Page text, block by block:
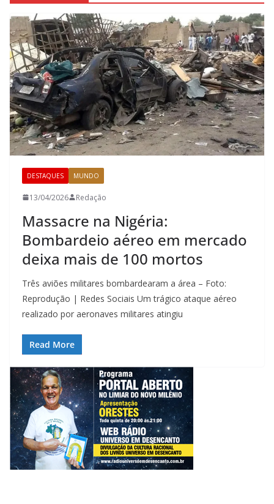
DESTAQUES MUNDO
13/04/2026 Redação
Massacre na Nigéria:
Bombardeio aéreo em mercado
deixa mais de 100 mortos
Três aviões militares bombardearam a área – Foto:
Reprodução | Redes Sociais Um trágico ataque aéreo
realizado por aeronaves militares atingiu
Read More